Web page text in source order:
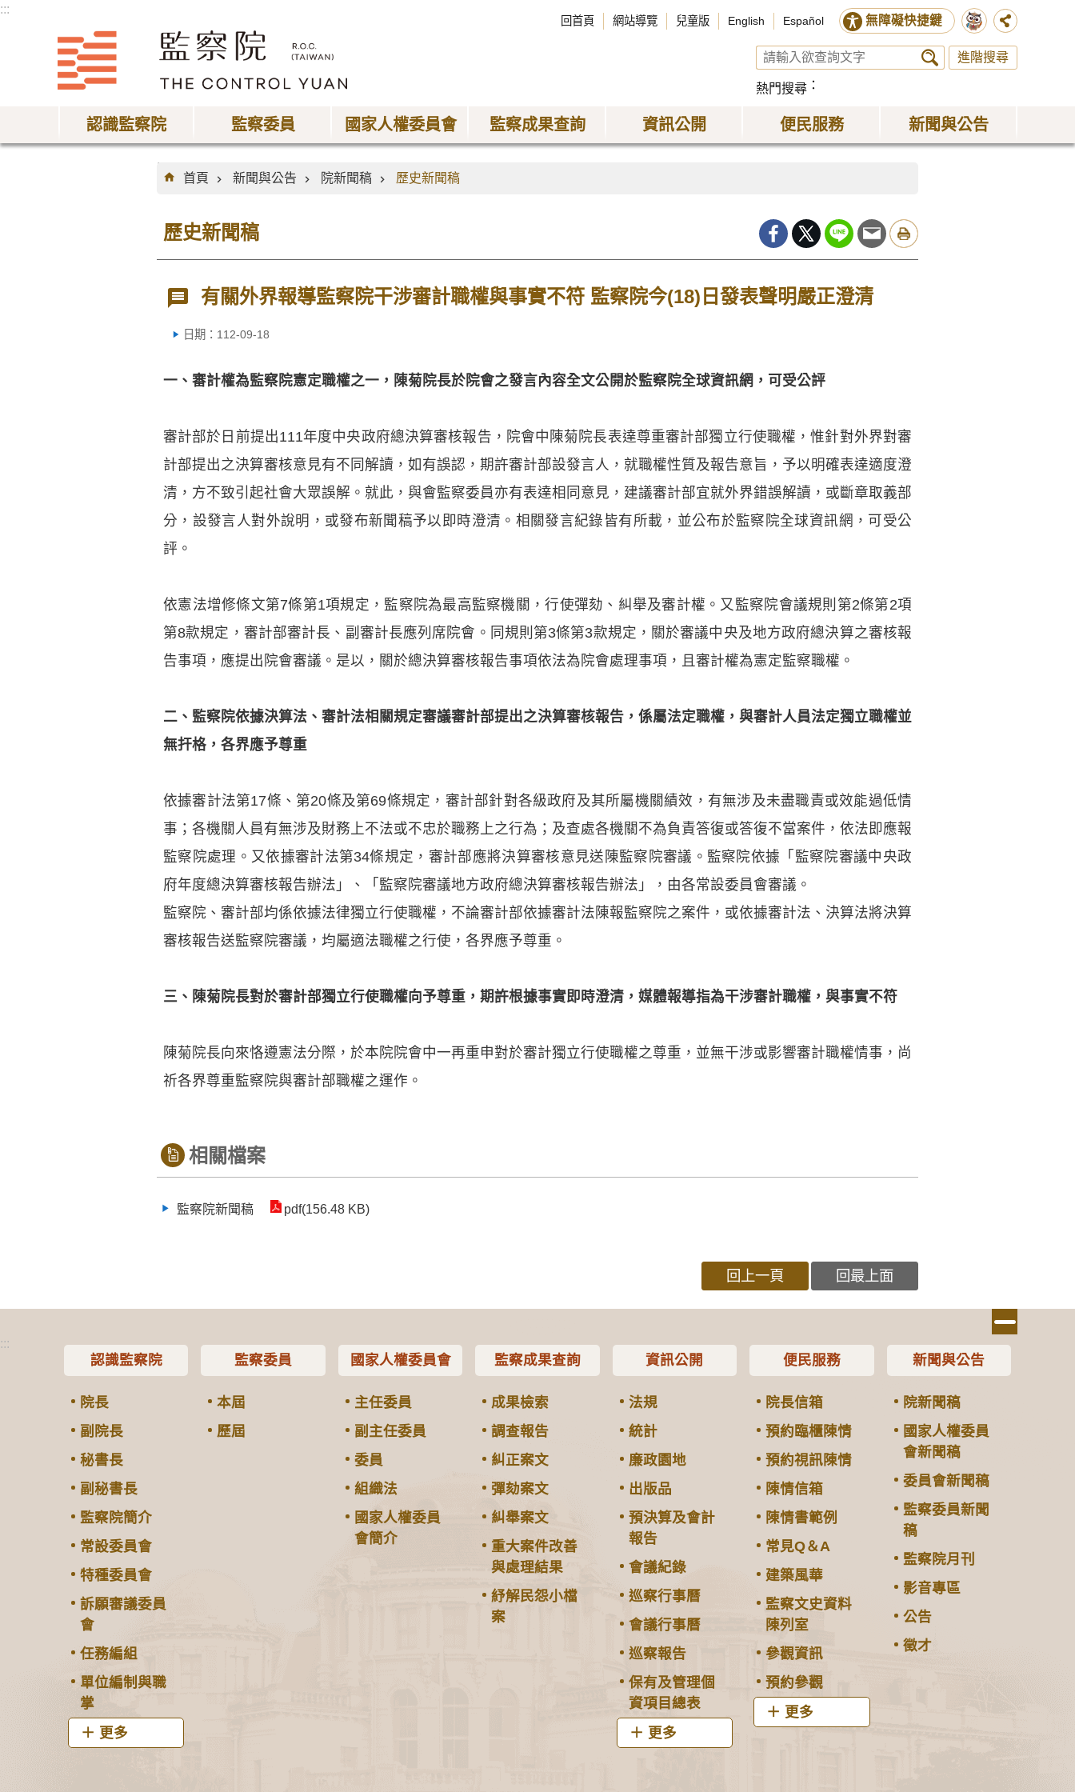
:::
回首頁 網站導覽 兒童版 English Español 無障礙快捷鍵
進階搜尋
熱門搜尋
認識監察院 監察委員 國家人權委員會 監察成果查詢 資訊公開 便民服務 新聞與公告
:::
首頁
新聞與公告 院新聞稿 歷史新聞稿
歷史新聞稿
有關外界報導監察院干涉審計職權與事實不符 監察院今(18)日發表聲明嚴正澄清
日期：112-09-18
一、審計權為監察院憲定職權之一，陳菊院長於院會之發言內容全文公開於監察院全球資訊網，可受公評
審計部於日前提出111年度中央政府總決算審核報告，院會中陳菊院長表達尊重審計部獨立行使職權，惟針對外界對審
計部提出之決算審核意見有不同解讀，如有誤認，期許審計部設發言人，就職權性質及報告意旨，予以明確表達適度澄
清，方不致引起社會大眾誤解。就此，與會監察委員亦有表達相同意見，建議審計部宜就外界錯誤解讀，或斷章取義部
分，設發言人對外說明，或發布新聞稿予以即時澄清。相關發言紀錄皆有所載，並公布於監察院全球資訊網，可受公
評。
依憲法增修條文第7條第1項規定，監察院為最高監察機關，行使彈劾、糾舉及審計權。又監察院會議規則第2條第2項
第8款規定，審計部審計長、副審計長應列席院會。同規則第3條第3款規定，關於審議中央及地方政府總決算之審核報
告事項，應提出院會審議。是以，關於總決算審核報告事項依法為院會處理事項，且審計權為憲定監察職權。
二、監察院依據決算法、審計法相關規定審議審計部提出之決算審核報告，係屬法定職權，與審計人員法定獨立職權並
無扞格，各界應予尊重
依據審計法第17條、第20條及第69條規定，審計部針對各級政府及其所屬機關績效，有無涉及未盡職責或效能過低情
事；各機關人員有無涉及財務上不法或不忠於職務上之行為；及查處各機關不為負責答復或答復不當案件，依法即應報
監察院處理。又依據審計法第34條規定，審計部應將決算審核意見送陳監察院審議。監察院依據「監察院審議中央政
府年度總決算審核報告辦法」、「監察院審議地方政府總決算審核報告辦法」，由各常設委員會審議。
監察院、審計部均係依據法律獨立行使職權，不論審計部依據審計法陳報監察院之案件，或依據審計法、決算法將決算
審核報告送監察院審議，均屬適法職權之行使，各界應予尊重。
三、陳菊院長對於審計部獨立行使職權向予尊重，期許根據事實即時澄清，媒體報導指為干涉審計職權，與事實不符
陳菊院長向來恪遵憲法分際，於本院院會中一再重申對於審計獨立行使職權之尊重，並無干涉或影響審計職權情事，尚
祈各界尊重監察院與審計部職權之運作。
相關檔案
監察院新聞稿 pdf(156.48 KB)
回上一頁 回最上面
:::
認識監察院
院長
副院長
秘書長
副秘書長
監察院簡介
常設委員會
特種委員會
訴願審議委員
會
任務編組
單位編制與職
掌
更多
監察委員
本屆
歷屆
國家人權委員會
主任委員
副主任委員
委員
組織法
國家人權委員
會簡介
監察成果查詢
成果檢索
調查報告
糾正案文
彈劾案文
糾舉案文
重大案件改善
與處理結果
紓解民怨小檔
案
資訊公開
法規
統計
廉政園地
出版品
預決算及會計
報告
會議紀錄
巡察行事曆
會議行事曆
巡察報告
保有及管理個
資項目總表
更多
便民服務
院長信箱
預約臨櫃陳情
預約視訊陳情
陳情信箱
陳情書範例
常見Q＆A
建築風華
監察文史資料
陳列室
參觀資訊
預約參觀
更多
新聞與公告
院新聞稿
國家人權委員
會新聞稿
委員會新聞稿
監察委員新聞
稿
監察院月刊
影音專區
公告
徵才